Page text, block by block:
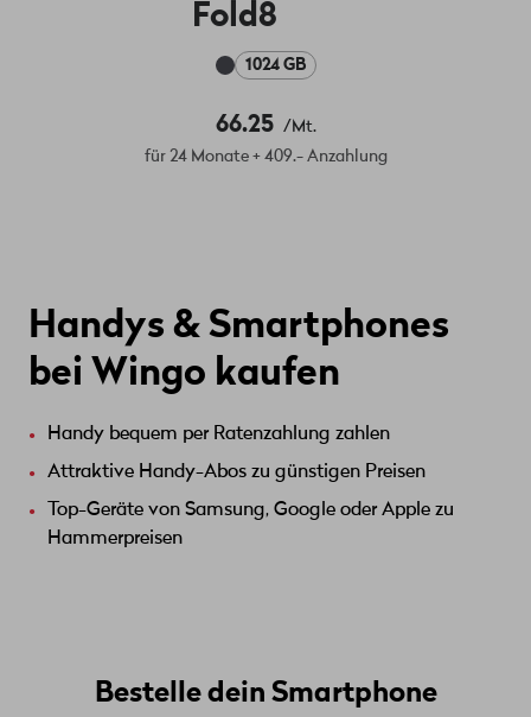
Fold8
1024 GB
66.25
/Mt.
für 24 Monate + 409.- Anzahlung
Handys & Smartphones
bei Wingo kaufen
Handy bequem per Ratenzahlung zahlen
Attraktive Handy-Abos zu günstigen Preisen
Top-Geräte von Samsung, Google oder Apple zu
Hammerpreisen
Bestelle dein Smartphone